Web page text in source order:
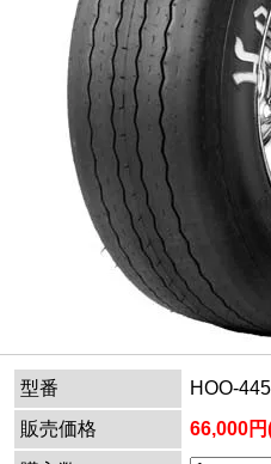
型番
HOO-
販売価格
66,000